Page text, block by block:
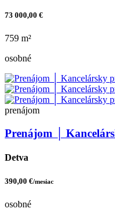
73 000,00 €
759 m²
osobné
prenájom
Prenájom │
Detva
390,00 €/mesiac
osobné